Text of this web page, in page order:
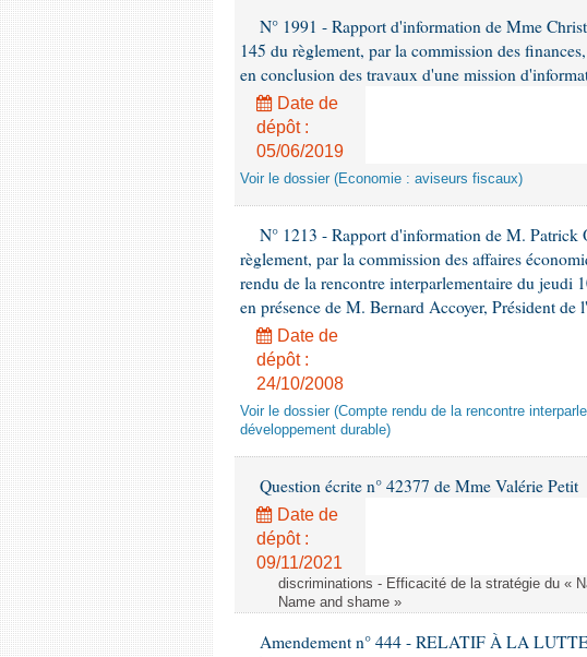
N° 1991 - Rapport d'information de Mme
145 du règlement, par la commission des
en conclusion des travaux d'une mission
Date de
dépôt :
05/06/2019
Voir le dossier (Economie : aviseurs fiscaux)
N° 1213 - Rapport d'information de M.
règlement, par la commission des affaires
rendu de la rencontre interparlementaire du jeudi
en présence de M. Bernard Accoyer, Président de
Date de
dépôt :
24/10/2008
Voir le dossier (Compte rendu de la rencontre
développement durable)
Question écrite n° 42377 de Mme Valérie Petit
Date de
dépôt :
09/11/2021
discriminations - Efficacité de la stratégie du «
Name and shame »
Amendement n° 444 - RELATIF À LA